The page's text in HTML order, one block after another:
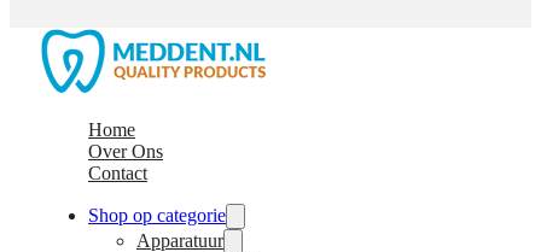
Home
Over Ons
Contact
Shop op categorie
Apparatuur